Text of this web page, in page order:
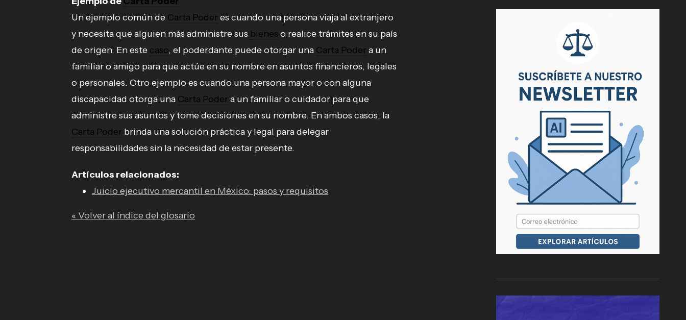
Un ejemplo común de Carta Poder es cuando una persona viaja al extranjero
y necesita que alguien más administre sus bienes o realice trámites en su país
de origen. En este caso, el poderdante puede otorgar una Carta Poder a un
familiar o amigo para que actúe en su nombre en asuntos financieros, legales
o personales. Otro ejemplo es cuando una persona mayor o con alguna
discapacidad otorga una Carta Poder a un familiar o cuidador para que
administre sus asuntos y tome decisiones en su nombre. En ambos casos, la
Carta Poder brinda una solución práctica y legal para delegar
responsabilidades sin la necesidad de estar presente.
Artículos relacionados:
Juicio ejecutivo mercantil en México: pasos y requisitos
« Volver al índice del glosario